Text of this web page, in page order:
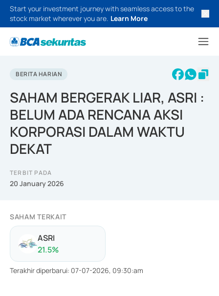
Start your investment journey with seamless access to the
stock market wherever you are. Learn More
BERITA HARIAN
SAHAM BERGERAK LIAR, ASRI :
BELUM ADA RENCANA AKSI
KORPORASI DALAM WAKTU
DEKAT
TERBIT PADA
20 January 2026
SAHAM TERKAIT
ASRI
21.5%
Terakhir diperbarui: 07-07-2026, 09:30:am